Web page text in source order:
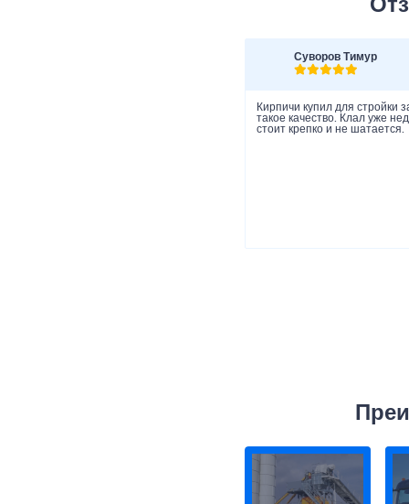
Суворов Тимур
Кирпичи купил для стройки
такое качество. Клал уже
стоит крепко и не шатается.